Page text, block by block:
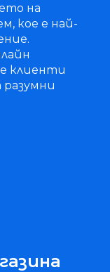
на
кое е най-
клиенти